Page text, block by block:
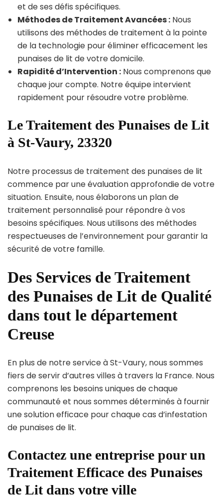
et de ses défis spécifiques.
Méthodes de Traitement Avancées : Nous
utilisons des méthodes de traitement à la pointe
de la technologie pour éliminer efficacement les
punaises de lit de votre domicile.
Rapidité d’Intervention : Nous comprenons que
chaque jour compte. Notre équipe intervient
rapidement pour résoudre votre problème.
Le Traitement des Punaises de Lit
à St-Vaury, 23320
Notre processus de traitement des punaises de lit
commence par une évaluation approfondie de votre
situation. Ensuite, nous élaborons un plan de
traitement personnalisé pour répondre à vos
besoins spécifiques. Nous utilisons des méthodes
respectueuses de l’environnement pour garantir la
sécurité de votre famille.
Des Services de Traitement
des Punaises de Lit de Qualité
dans tout le département
Creuse
En plus de notre service à St-Vaury, nous sommes
fiers de servir d’autres villes à travers la France. Nous
comprenons les besoins uniques de chaque
communauté et nous sommes déterminés à fournir
une solution efficace pour chaque cas d’infestation
de punaises de lit.
Contactez une entreprise pour un
Traitement Efficace des Punaises
de Lit dans votre ville